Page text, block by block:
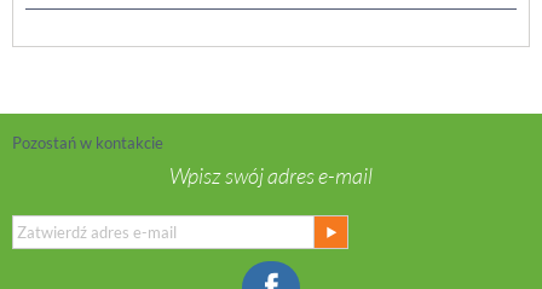
Pozostań w kontakcie
Wpisz swój adres e-mail